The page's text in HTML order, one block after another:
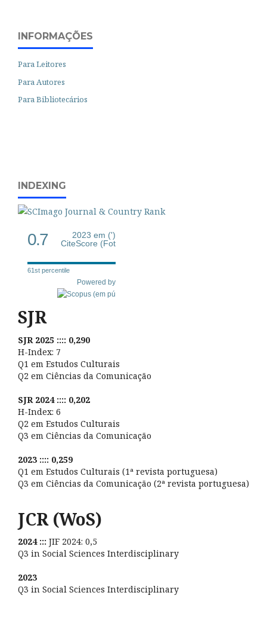
INFORMAÇÕES
Para Leitores
Para Autores
Para Bibliotecários
INDEXING
0.7
2023 em (')
CiteScore (Fot
61st percentile
Powered by
SJR
SJR 2025 :::: 0,290
H-Index: 7
Q1 em Estudos Culturais
Q2 em Ciências da Comunicação
SJR 2024 :::: 0,202
H-Index: 6
Q2 em Estudos Culturais
Q3 em Ciências da Comunicação
2023 :::: 0,259
Q1 em Estudos Culturais (1ª revista portuguesa)
Q3 em Ciências da Comunicação (2ª revista portuguesa)
JCR (WoS)
2024 ::: JIF 2024: 0,5
Q3 in Social Sciences Interdisciplinary
2023
Q3 in Social Sciences Interdisciplinary